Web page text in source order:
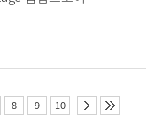
8 9 10